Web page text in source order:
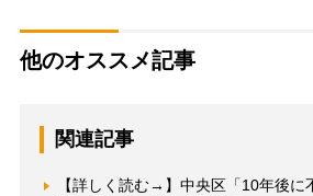
他のオススメ記事
関連記事
【詳しく読む→】中央区「10年後に